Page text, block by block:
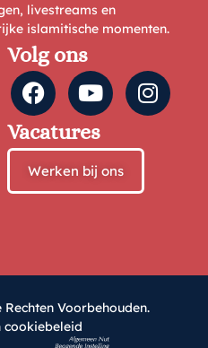
livestreams en
islamitische momenten.
Volg ons
Vacatures
Werken bij ons
Voorbehouden.
cookiebeleid